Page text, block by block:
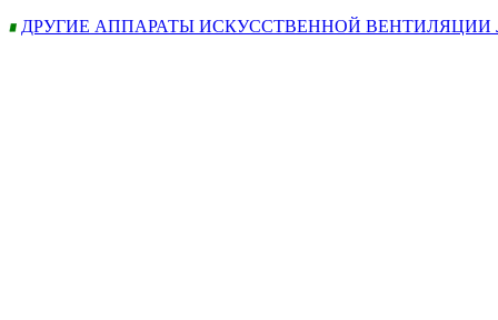
ДРУГИЕ АППАРАТЫ ИСКУССТВЕННОЙ ВЕНТИЛЯЦИИ